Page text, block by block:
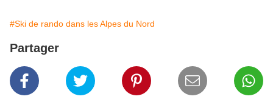
#Ski de rando dans les Alpes du Nord
Partager